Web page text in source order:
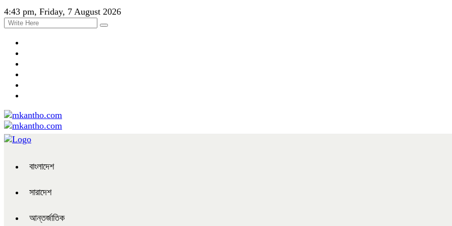
4:43 pm, Friday, 7 August 2026
বাংলাদেশ
সারাদেশ
আন্তর্জাতিক